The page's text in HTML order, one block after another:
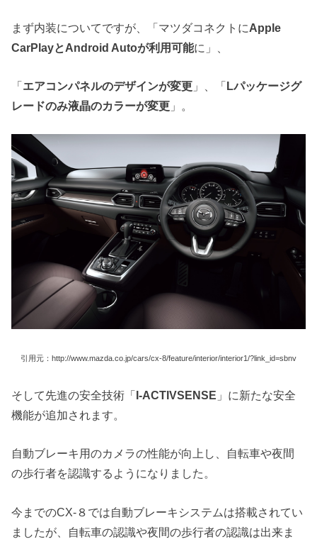
まず内装についてですが、「マツダコネクトにApple
CarPlayとAndroid Autoが利用可能に」、
「エアコンパネルのデザインが変更 」、「Lパッケージグ
レードのみ液晶のカラーが変更 」。
引用元：http://www.mazda.co.jp/cars/cx-8/feature/interior/interior1/?link_id=sbnv
そして先進の安全技術「I-ACTIVSENSE 」に新たな安全
機能が追加されます。
自動ブレーキ用のカメラの性能が向上し、自転車や夜間
の歩行者を認識するようになりました。
今までのCX-８では自動ブレーキシステムは搭載されてい
ましたが、自転車の認識や夜間の歩行者の認識は出来ま